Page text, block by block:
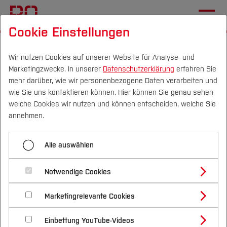
Campus Personen DE|EN Quicklinks
Studium
Studienangebote
Bachelorstudiengänge
Masterstudiengänge
Vor dem Studium
Bewerben & Einschreiben
Bewerbungsportal
Im Studium
Studienbüros und Prüfungen
Nach dem Studium
Forschung & Transfer
Profil
Forschungs- und Transferprofil
Schwerpunkte (FuT)
Beratung & Förderung
Nachhaltigkeit
Nachhaltigkeit studieren
International
Einrichtungen
Institut für Mathematik und Informatik
Angewandte Mathematik
Mathematik 1
Mathematik 2
Angewandte Mathematik
Höhere Mathematik
Angewandte Mathematik
Cookie Einstellungen
Wir nutzen Cookies auf unserer Website für Analyse- und
Marketingzwecke. In unserer Datenschutzerklärung erfahren Sie
mehr darüber, wie wir personenbezogene Daten verarbeiten und
wie Sie uns kontaktieren können. Hier können Sie genau sehen
welche Cookies wir nutzen und können entscheiden, welche Sie
annehmen.
Alle auswählen
Notwendige Cookies
Marketingrelevante Cookies
Einbettung YouTube-Videos